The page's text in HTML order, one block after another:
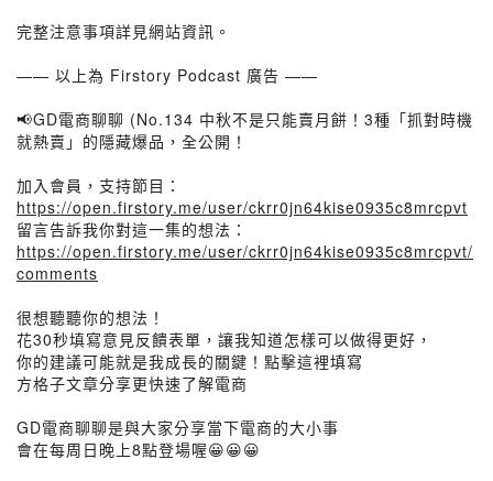
完整注意事項詳見網站資訊。
—— 以上為 Firstory Podcast 廣告 ——
📢GD電商聊聊 (No.134 中秋不是只能賣月餅！3種「抓對時機
就熱賣」的隱藏爆品，全公開！
加入會員，支持節目：
https://open.firstory.me/user/ckrr0jn64kise0935c8mrcpvt
留言告訴我你對這一集的想法：
https://open.firstory.me/user/ckrr0jn64kise0935c8mrcpvt/
comments
很想聽聽你的想法！
花30秒填寫意見反饋表單，讓我知道怎樣可以做得更好，
你的建議可能就是我成長的關鍵！點擊這裡填寫
方格子文章分享更快速了解電商
GD電商聊聊是與大家分享當下電商的大小事
會在每周日晚上8點登場喔😀😀😀